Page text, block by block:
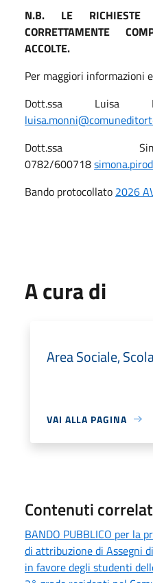
N.B. LE RICHIESTE
CORRETTAMENTE
ACCOLTE.
Per maggiori informazioni
Dott.ssa Luisa
Dott.ssa
0782/600718
Bando protocollato 2026
A cura di
Area Sociale,
VAI ALLA PAGINA
Contenuti
BANDO PUBBLICO per la
di attribuzione di Assegni
in favore degli studenti